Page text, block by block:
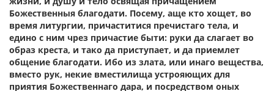
Божественныя благодати. Посему, аще кто хощет, во
время литургии, причаститися пречистаго тела, и
едино с ним чрез причастие быти: руки да слагает во
образ креста, и тако да приступает, и да приемлет
общение благодати. Ибо из злата, или инаго вещества,
вместо рук, некие вместилища устрояющих для
приятия Божественнаго дара, и посредством оных